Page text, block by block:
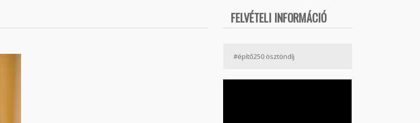
FELVÉTELI INFORMÁCIÓ
#építő250 ösztöndíj